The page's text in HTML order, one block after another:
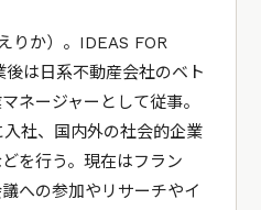
りか）。IDEAS FOR
は日系不動産会社のベト
ネージャーとして従事。
社、国内外の社会的企業
を行う。現在はフラン
への参加やリサーチやイ